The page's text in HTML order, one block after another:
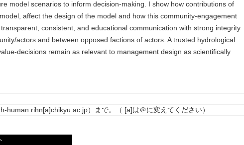
model scenarios to inform decision-making. I show how contributions of
affect the design of the model and how this community-engagement
consistent, and educational communication with strong integrity
actors and between opposed factions of actors. A trusted hydrological
decisions remain as relevant to management design as scientifically
）まで。（ [a]は＠に変えてください）